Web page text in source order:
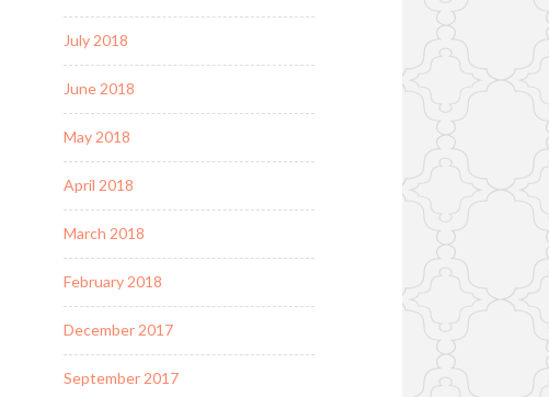
July 2018
June 2018
May 2018
April 2018
March 2018
February 2018
December 2017
September 2017